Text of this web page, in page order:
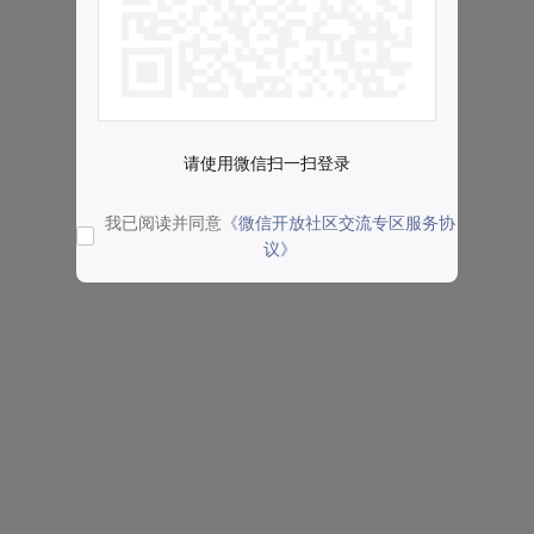
请使用微信扫一扫登录
我已阅读并同意 《微信开放社区交流专区服务协
议》